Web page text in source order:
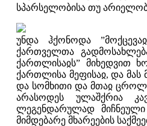
სპარსელობისა თუ
უნდა ჰქონოდა
ქართველთა
ქართლისაჲს” მიხედვით
ქართლისა მეფისაჲ, და მას
და სომხითი და მთაჲ
არასოდეს ულაშქრია
ლეგენდარულად მიჩნეული
მიმდებარე მხარეების